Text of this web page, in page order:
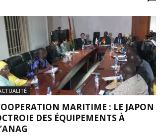
MARITIME : LE JAPON
DES ÉQUIPEMENTS À